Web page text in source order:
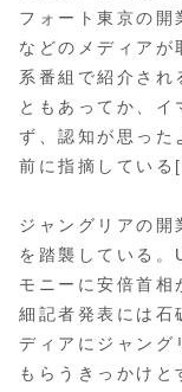
フォート東京の開
などのメディアが
系番組で紹介され
ともあってか、イ
ず、認知が思った
前に指摘している
ジャングリアの開
を踏襲している。
モニーに安倍首相
細記者発表には石
ディアにジャング
もらうきっかけ